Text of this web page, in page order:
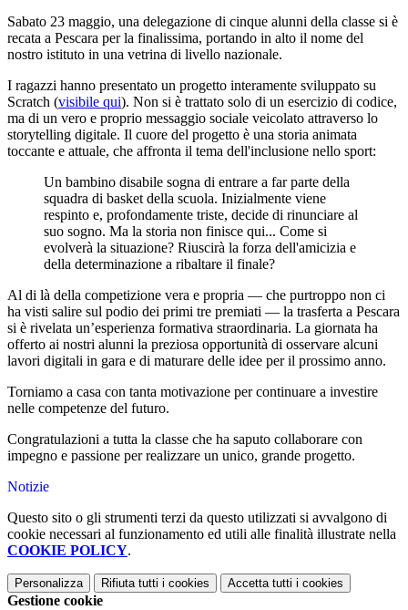
Sabato 23 maggio, una delegazione di cinque alunni della classe si è
recata a Pescara per la finalissima, portando in alto il nome del
nostro istituto in una vetrina di livello nazionale.
I ragazzi hanno presentato un progetto interamente sviluppato su
Scratch (visibile qui). Non si è trattato solo di un esercizio di codice,
ma di un vero e proprio messaggio sociale veicolato attraverso lo
storytelling digitale. Il cuore del progetto è una storia animata
toccante e attuale, che affronta il tema dell'inclusione nello sport:
Un bambino disabile sogna di entrare a far parte della
squadra di basket della scuola. Inizialmente viene
respinto e, profondamente triste, decide di rinunciare al
suo sogno. Ma la storia non finisce qui... Come si
evolverà la situazione? Riuscirà la forza dell'amicizia e
della determinazione a ribaltare il finale?
Al di là della competizione vera e propria — che purtroppo non ci
ha visti salire sul podio dei primi tre premiati — la trasferta a Pescara
si è rivelata un’esperienza formativa straordinaria. La giornata ha
offerto ai nostri alunni la preziosa opportunità di osservare alcuni
lavori digitali in gara e di maturare delle idee per il prossimo anno.
Torniamo a casa con tanta motivazione per continuare a investire
nelle competenze del futuro.
Congratulazioni a tutta la classe che ha saputo collaborare con
impegno e passione per realizzare un unico, grande progetto.
Notizie
Questo sito o gli strumenti terzi da questo utilizzati si avvalgono di
cookie necessari al funzionamento ed utili alle finalità illustrate nella
COOKIE POLICY.
Personalizza Rifiuta tutti i cookies Accetta tutti i cookies
Gestione cookie